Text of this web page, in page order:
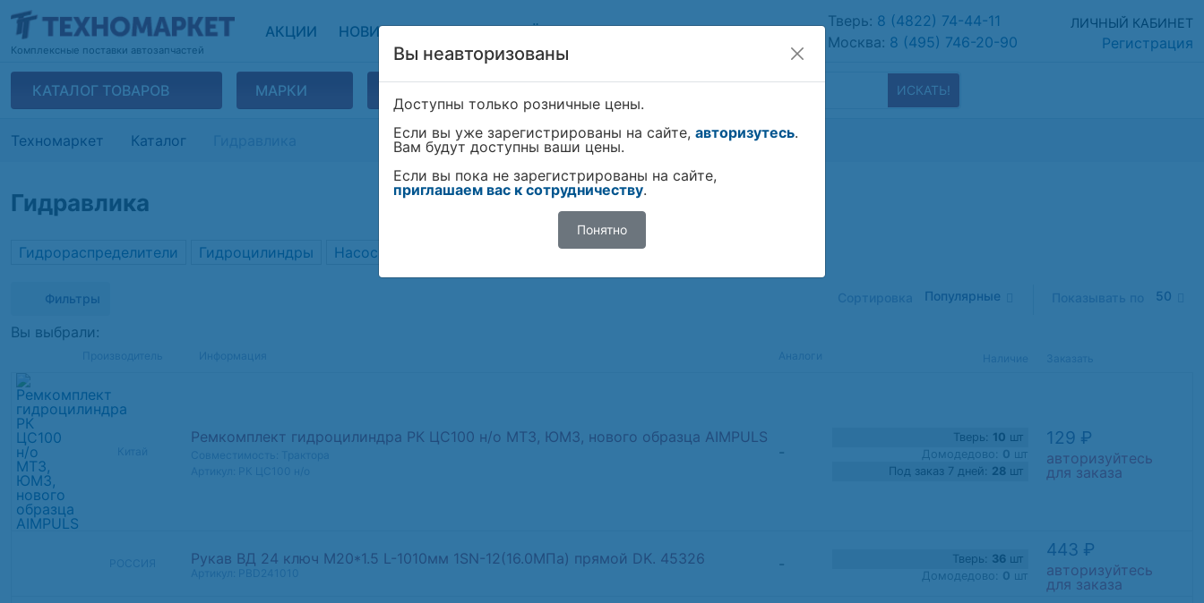
Комплексные поставки автозапчастей
АКЦИИ НОВИНКИ НАШИ ПАРТНЁРЫ ИНФОРМАЦИЯ КОНТАКТЫ
Тверь: 8 (4822) 74-44-11
Москва: 8 (495) 746-20-90
ЛИЧНЫЙ КАБИНЕТ
Регистрация
КАТАЛОГ ТОВАРОВ МАРКИ ИСКАТЬ!
Техномаркет Каталог
Гидравлика
Гидрораспределители Гидроцилиндры Насосы нш
Фильтры Популярные 50
Вы выбрали:
Ремкомплект гидроцилиндра РК ЦС100 н/о МТЗ, ЮМЗ, нового образца AIMPULS
-
Тверь: 10 шт
Домодедово: 0 шт
Под заказ 7 дней: 28шт
129 ₽
авторизуйтесь
для заказа
Рукав ВД 24 ключ М20*1.5 L-1010мм 1SN-12(16.0МПа) прямой DK. 45326 - Тверь: 36шт
Домодедово: 0 шт
443 ₽
авторизуйтесь
для заказа
Вы неавторизованы
Доступны только розничные цены.
Если вы уже зарегистрированы на сайте, авторизутесь.
Вам будут доступны ваши цены.
Если вы пока не зарегистрированы на сайте,
приглашаем вас к сотрудничеству.
Понятно